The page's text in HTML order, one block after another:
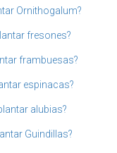
Ornithogalum?
fresones?
frambuesas?
espinacas?
alubias?
Guindillas?